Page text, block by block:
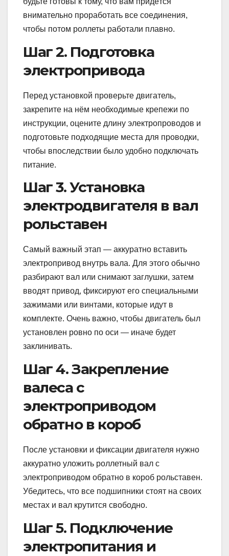
внимательно проработать все соединения,
чтобы потом роллеты работали плавно.
Шаг 2. Подготовка
электропривода
Перед установкой проверьте двигатель,
закрепите на нём необходимые крепежи по
инструкции, оцените длину электропроводов и
подготовьте подходящие места для проводки,
чтобы впоследствии было удобно подключать
питание.
Шаг 3. Установка
электродвигателя в вал
рольставен
Самый важный этап — аккуратно вставить
электропривод внутрь вала. Для этого обычно
разбирают вал или снимают заглушки, затем
вводят привод, фиксируют его специальными
зажимами или винтами, которые идут в
комплекте. Очень важно, чтобы двигатель был
установлен ровно по оси — иначе будет
заклинивать.
Шаг 4. Закрепление
валеcа с
электроприводом
обратно в короб
После установки и фиксации двигателя нужно
аккуратно уложить роллетный вал с
электроприводом обратно в короб рольставен.
Убедитесь, что все подшипники стоят на своих
местах и вал крутится свободно.
Шаг 5. Подключение
электропитания и